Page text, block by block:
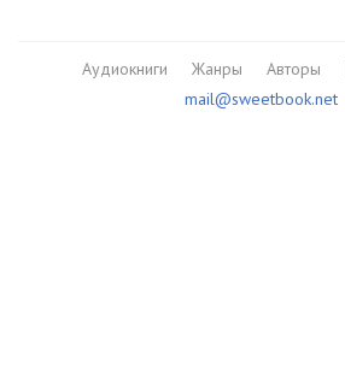
Аудиокниги Жанры Авторы
mail@sweetbook.net